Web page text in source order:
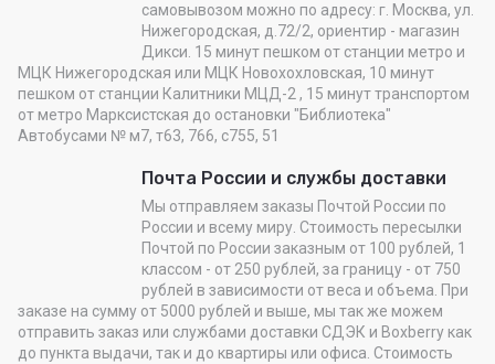
самовывозом можно по адресу: г. Москва, ул.
Нижегородская, д.72/2, ориентир - магазин
Дикси. 15 минут пешком от станции метро и
МЦК Нижегородская или МЦК Новохохловская, 10 минут
пешком от станции Калитники МЦД-2 , 15 минут транспортом
от метро Марксистская до остановки "Библиотека"
Автобусами № м7, т63, 766, с755, 51
Почта России и службы доставки
Мы отправляем заказы Почтой России по
России и всему миру. Стоимость пересылки
Почтой по России заказным от 100 рублей, 1
классом - от 250 рублей, за границу - от 750
рублей в зависимости от веса и объема. При
заказе на сумму от 5000 рублей и выше, мы так же можем
отправить заказ или службами доставки СДЭК и Boxberry как
до пункта выдачи, так и до квартиры или офиса. Стоимость